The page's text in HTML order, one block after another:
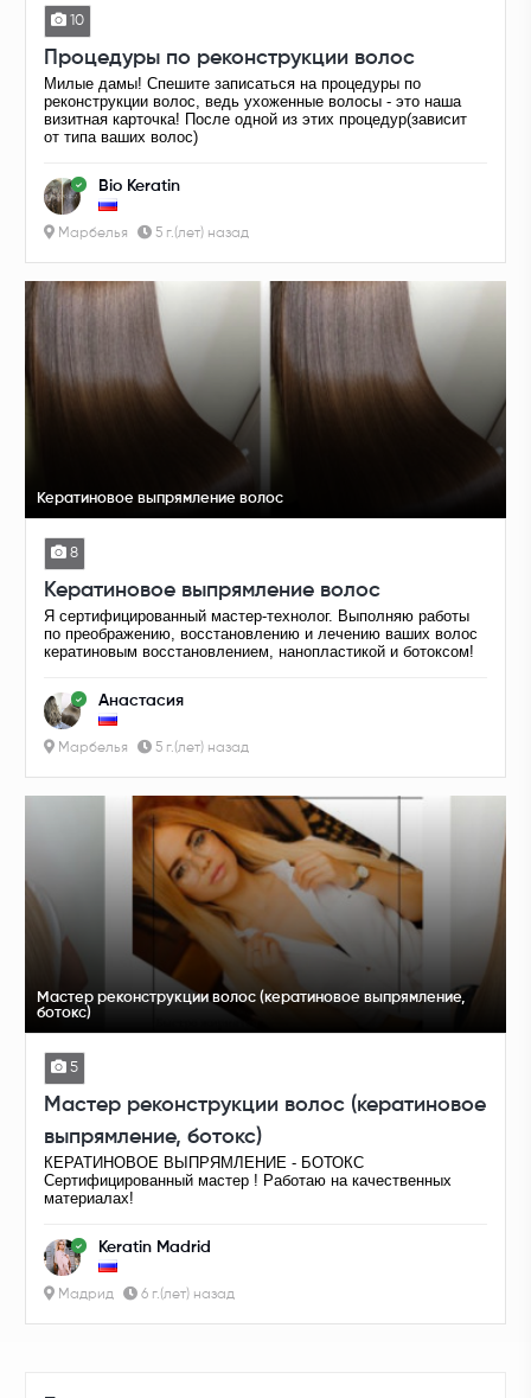
10
Процедуры по реконструкции волос
Милые дамы! Спешите записаться на процедуры по
реконструкции волос, ведь ухоженные волосы - это наша
визитная карточка! После одной из этих процедур(зависит
от типа ваших волос)
Bio Keratin
Марбелья 5 г.(лет) назад
Кератиновое выпрямление волос
8
Кератиновое выпрямление волос
Я сертифицированный мастер-технолог. Выполняю работы
по преображению, восстановлению и лечению ваших волос
кератиновым восстановлением, нанопластикой и ботоксом!
Анастасия
Марбелья 5 г.(лет) назад
Мастер реконструкции волос (кератиновое выпрямление,
ботокс)
5
Мастер реконструкции волос (кератиновое
выпрямление, ботокс)
КЕРАТИНОВОЕ ВЫПРЯМЛЕНИЕ - БОТОКС
Сертифицированный мастер ! Работаю на качественных
материалах!
Keratin Madrid
Мадрид 6 г.(лет) назад